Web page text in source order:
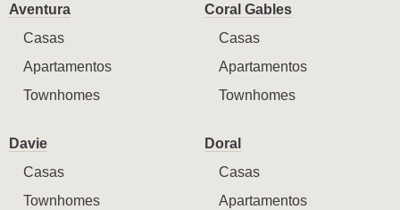
Aventura
Casas
Apartamentos
Townhomes
Coral Gables
Casas
Apartamentos
Townhomes
Davie
Casas
Townhomes
Doral
Casas
Apartamentos